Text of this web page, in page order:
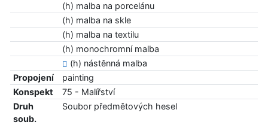
(h) malba na porcelánu
(h) malba na skle
(h) malba na textilu
(h) monochromní malba
(h) nástěnná malba
Propojení
painting
Konspekt
75 - Malířství
Druh
soub.
Soubor předmětových hesel